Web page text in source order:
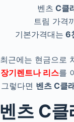
벤츠 C클
트림 가격
기본가격대는 6
최근에는 현금으로
장기렌트나 리스를
그렇다면 벤츠 C클
벤츠 C